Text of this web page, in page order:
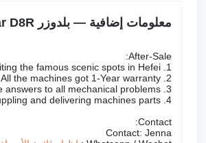
معلومات إضافية — بلدوزر Caterpillar D8R
After-Sale:
1. Visiting the famous scenic spots in Hefei
2. All the machines got 1-Year warranty
3. A lifetime of free answers to all mechanical problems
4. Suppling and delivering machines parts
Contact:
Contact: Jenna